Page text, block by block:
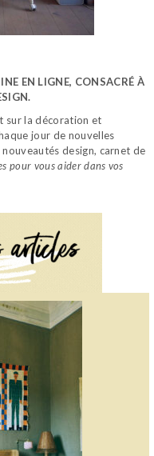
EN LIGNE, CONSACRÉ À
sur la décoration et
jour de nouvelles
design, carnet de
pour vous aider dans vos